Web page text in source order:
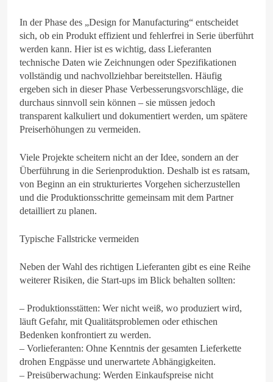
In der Phase des „Design for Manufacturing“ entscheidet
sich, ob ein Produkt effizient und fehlerfrei in Serie überführt
werden kann. Hier ist es wichtig, dass Lieferanten
technische Daten wie Zeichnungen oder Spezifikationen
vollständig und nachvollziehbar bereitstellen. Häufig
ergeben sich in dieser Phase Verbesserungsvorschläge, die
durchaus sinnvoll sein können – sie müssen jedoch
transparent kalkuliert und dokumentiert werden, um spätere
Preiserhöhungen zu vermeiden.
Viele Projekte scheitern nicht an der Idee, sondern an der
Überführung in die Serienproduktion. Deshalb ist es ratsam,
von Beginn an ein strukturiertes Vorgehen sicherzustellen
und die Produktionsschritte gemeinsam mit dem Partner
detailliert zu planen.
Typische Fallstricke vermeiden
Neben der Wahl des richtigen Lieferanten gibt es eine Reihe
weiterer Risiken, die Start-ups im Blick behalten sollten:
– Produktionsstätten: Wer nicht weiß, wo produziert wird,
läuft Gefahr, mit Qualitätsproblemen oder ethischen
Bedenken konfrontiert zu werden.
– Vorlieferanten: Ohne Kenntnis der gesamten Lieferkette
drohen Engpässe und unerwartete Abhängigkeiten.
– Preisüberwachung: Werden Einkaufspreise nicht